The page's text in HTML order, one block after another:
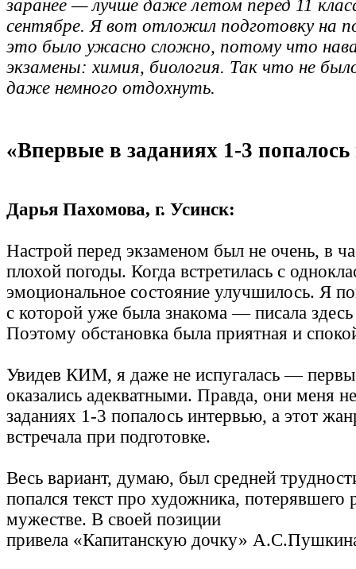
заранее — лучше даже летом перед 11
сентябре. Я вот отложил подготовку на
это было ужасно сложно, потому что
экзамены: химия, биология. Так что не
даже немного отдохнуть.
«Впервые в заданиях 1-3
Дарья Пахомова, г. Усинск:
Настрой перед экзаменом был не очень, в
плохой погоды. Когда встретилась с
эмоциональное состояние улучшилось. Я
с которой уже была знакома — писала здесь
Поэтому обстановка была приятная и
Увидев КИМ, я даже не испугалась —
оказались адекватными. Правда, они меня
заданиях 1-3 попалось интервью, а этот
встречала при подготовке.
Весь вариант, думаю, был средней
попался текст про художника, потерявшего
мужестве. В своей позиции
привела «Капитанскую дочку»